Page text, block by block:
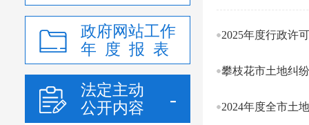
政府网站工作
年 度 报 表
法定主动
公开内容
2025年度行政许
攀枝花市土地纠
2024年度全市土